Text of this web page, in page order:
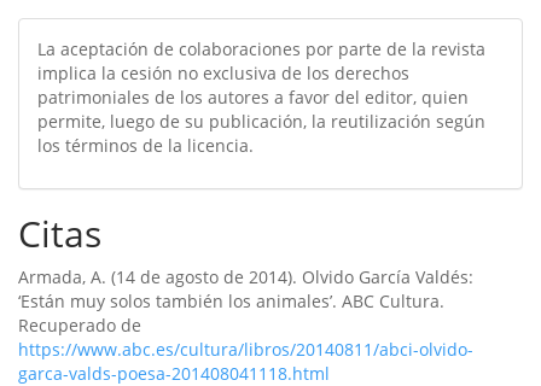
La aceptación de colaboraciones por parte de la revista
implica la cesión no exclusiva de los derechos
patrimoniales de los autores a favor del editor, quien
permite, luego de su publicación, la reutilización según
los términos de la licencia.
Citas
Armada, A. (14 de agosto de 2014). Olvido Garcí­a Valdés:
‘Están muy solos también los animales’. ABC Cultura.
Recuperado de
https://www.abc.es/cultura/libros/20140811/abci-olvido-
garca-valds-poesa-201408041118.html